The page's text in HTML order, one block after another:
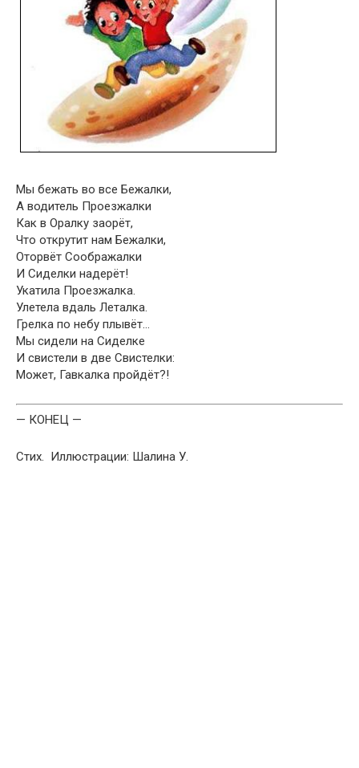
Мы бежать во все Бежалки,
А водитель Проезжалки
Как в Оралку заорёт,
Что открутит нам Бежалки,
Оторвёт Соображалки
И Сиделки надерёт!
Укатила Проезжалка.
Улетела вдаль Леталка.
Грелка по небу плывёт…
Мы сидели на Сиделке
И свистели в две Свистелки:
Может, Гавкалка пройдёт?!
— КОНЕЦ —
Стих. Иллюстрации: Шалина У.